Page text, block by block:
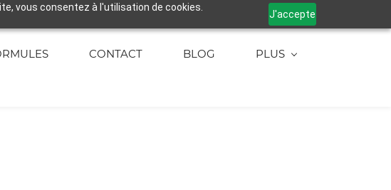
vous consentez à l'utilisation de cookies.
J'accepte
CONTACT BLOG PLUS